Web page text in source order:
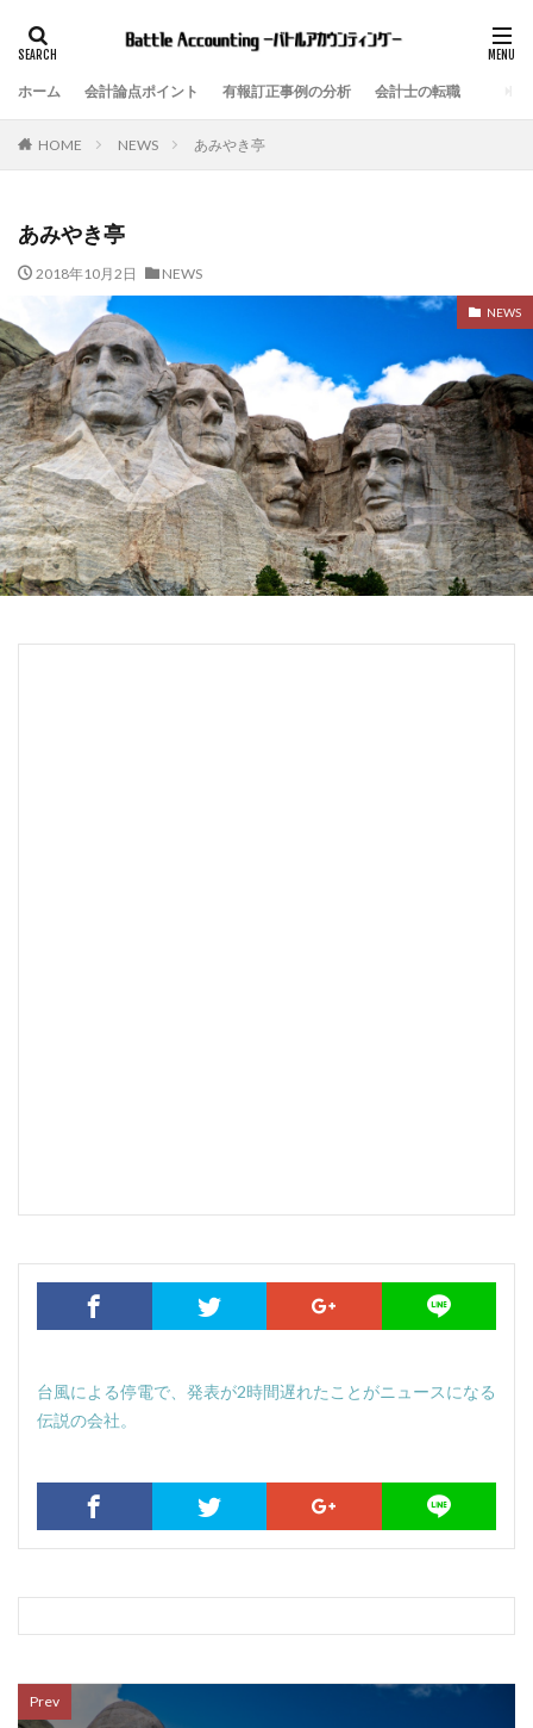
ホーム 会計論点ポイント 有報訂正事例の分析 会計士の転職
HOME NEWS あみやき亭
あみやき亭
2018年10月2日 NEWS
NEWS
台風による停電で、発表が2時間遅れたことがニュースになる
伝説の会社。
Prev